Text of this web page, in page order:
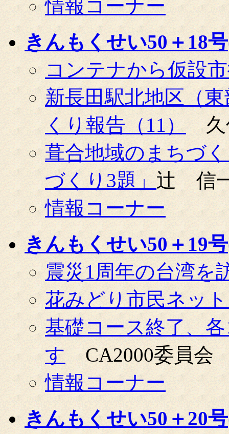
情報コーナー
きんもくせい50＋18
コンテナから仮設
新長田駅北地区（
くり報告（11） 久
葺合地域のまちづ
づくり3題」 辻 信
情報コーナー
きんもくせい50＋19
震災1周年の台湾を
花みどり市民ネッ
基礎コース終了、
す CA2000委員会
情報コーナー
きんもくせい50＋20